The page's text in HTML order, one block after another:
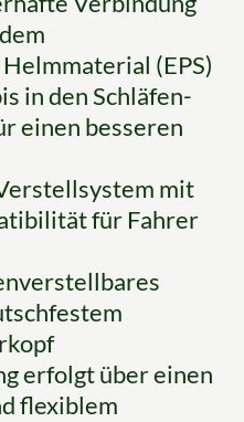
(EPS)
in den Schläfen-
einen besseren
mit
für Fahrer
erfolgt über einen
flexiblem